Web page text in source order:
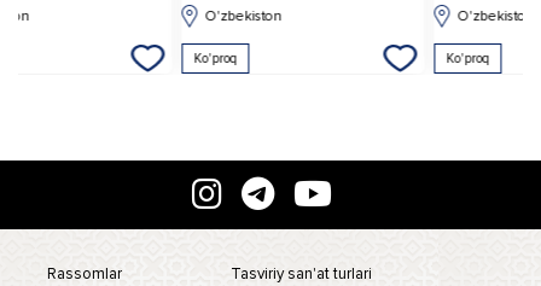
Rassomlar
Tasviriy san'at turlari